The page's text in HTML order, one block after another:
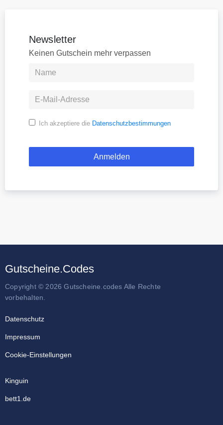
Newsletter
Keinen Gutschein mehr verpassen
Ich akzeptiere die Datenschutzbestimmungen
Gutscheine.Codes
Copyright © 2026 Gutscheine.codes Alle Rechte
vorbehalten.
Datenschutz
Impressum
Cookie-Einstellungen
Kinguin
bett1.de